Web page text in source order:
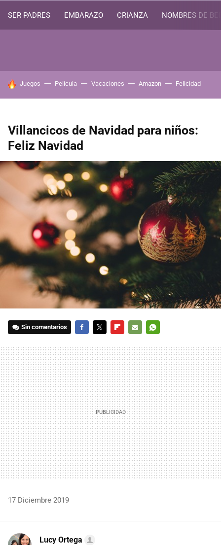
SER PADRES EMBARAZO CRIANZA NOMBRES DE
HOY SE HABLA DE
Juegos Película Vacaciones Amazon Felicidad
Villancicos de Navidad para niños:
Feliz Navidad
Sin comentarios
MAIL
17 Diciembre 2019
Lucy Ortega